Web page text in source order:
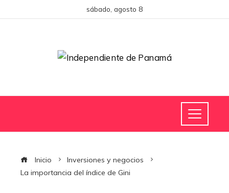
sábado, agosto 8
Inicio
Inversiones y negocios
La importancia del índice de Gini